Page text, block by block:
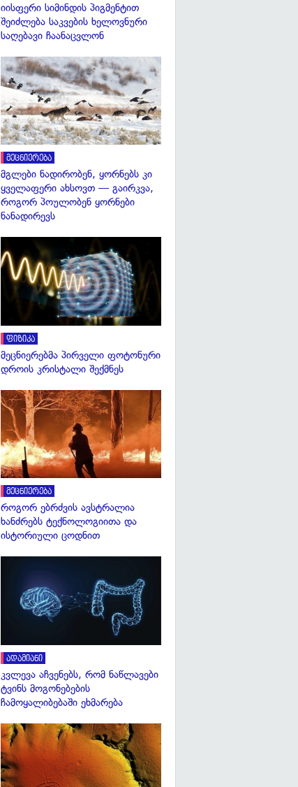
იისფერი სიმინდის პიგმენტით
შეიძლება საკვების ხელოვნური
საღებავი ჩაანაცვლონ
მეცნიერება
მგლები ნადირობენ, ყორნებს კი
ყველაფერი ახსოვთ — გაირკვა,
როგორ პოულობენ ყორნები
ნანადირევს
ფიზიკა
მეცნიერებმა პირველი ფოტონური
დროის კრისტალი შექმნეს
მეცნიერება
როგორ ებრძვის ავსტრალია
ხანძრებს ტექნოლოგიითა და
ისტორიული ცოდნით
ადამიანი
კვლევა აჩვენებს, რომ ნაწლავები
ტვინს მოგონებების
ჩამოყალიბებაში ეხმარება